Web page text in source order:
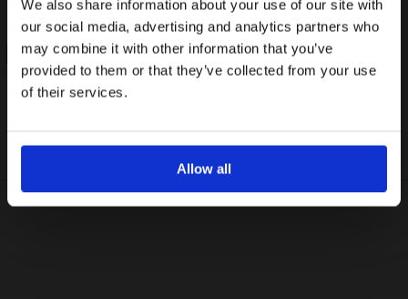
We also share information about your use of our site with
our social media, advertising and analytics partners who
may combine it with other information that you’ve
provided to them or that they’ve collected from your use
of their services.
Allow all
30% OFF
€84,00
€120,00
30% OFF
Εγγραφή
Με την εγγραφή σας, συμφωνείτε να λαμβάνετε
'Οχι, ευχαριστώ